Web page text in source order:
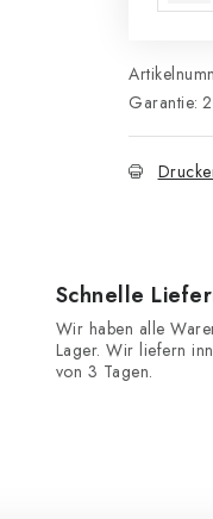
Garantie:
Schnelle
Wir haben alle
Lager. Wir liefern
von 3 Tagen.